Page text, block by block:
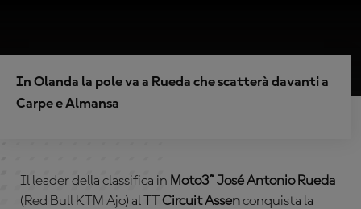
In Olanda la pole va a Rueda che scatterà davanti a
Carpe e Almansa
Il leader della classifica in Moto3™ José Antonio Rueda
(Red Bull KTM Ajo) alTT Circuit Assenconquista la